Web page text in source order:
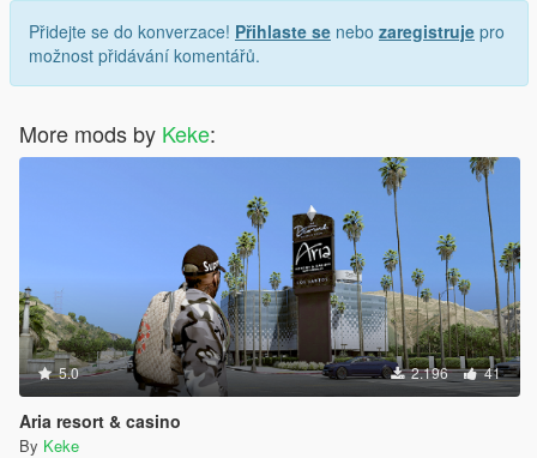
Přidejte se do konverzace! Přihlaste se nebo zaregistruje pro
možnost přidávání komentářů.
More mods by Keke:
5.0 2.196 41
Aria resort & casino
By Keke